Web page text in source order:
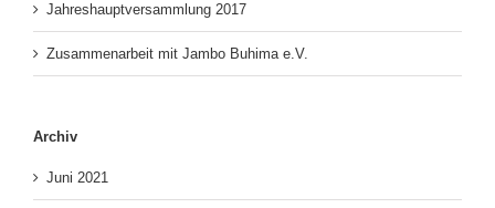
Jahreshauptversammlung 2017
Zusammenarbeit mit Jambo Buhima e.V.
Archiv
Juni 2021